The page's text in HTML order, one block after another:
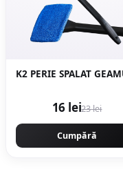
K2 PERIE SPALAT
16 lei23 lei
Cumpără